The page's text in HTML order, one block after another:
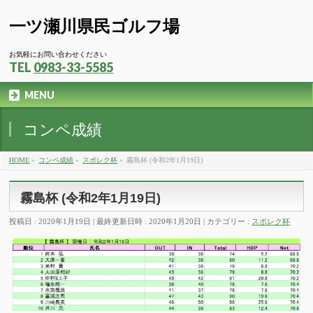
一ツ瀬川県民ゴルフ場
お気軽にお問い合わせください
TEL 0983-33-5585
MENU
コンペ成績
HOME » コンペ成績 » スポレク杯 » 霧島杯 (令和2年1月19日)
霧島杯 (令和2年1月19日)
投稿日 : 2020年1月19日 最終更新日時 : 2020年1月20日 カテゴリー : スポレク杯